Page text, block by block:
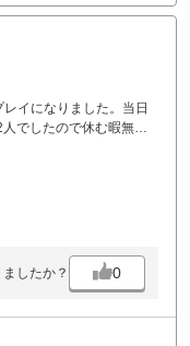
イになりました。当日
でしたので休む暇無く
なったと思います。OU
ッシャーが緩和された
車がスタート地点迄入
う事でかなり安くプレ
したか？ 0